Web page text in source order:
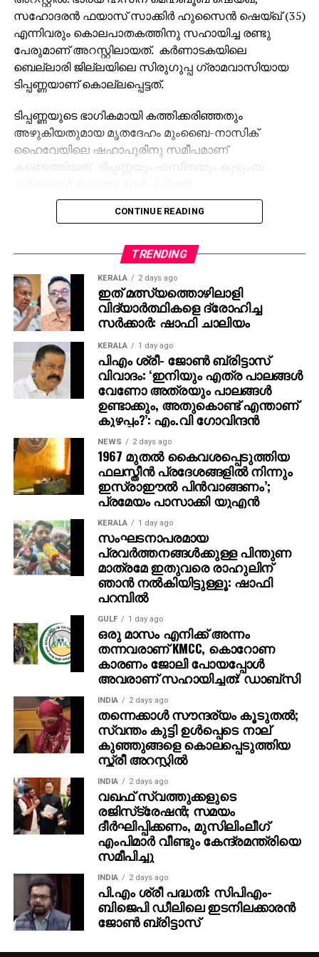
സഹോദരന്‍ ഫയാസ് സാക്കിര്‍ ഹുസൈന്‍ ഷെയ്ഖ് (35)
എന്നിവരും കൊലപാതകത്തിനു സഹായിച്ച രണ്ടു
പേരുമാണ് അറസ്റ്റിലായത്. കര്‍ണാടകയിലെ
ബെല്ലാരി ജില്ലയിലെ സിരുഗുപ്പ ഗ്രാമവാസിയായ
ടിപ്പണ്ണയാണ് കൊല്ലപ്പെട്ടത്.
ടിപ്പണ്ണയുടെ ഭാഗികമായി കത്തിക്കരിഞ്ഞതും
അഴുകിയതുമായ മൃതദേഹം മുംബൈ-നാസിക്
ഹൈവേയിലെ ഷഹാപൂരിനു സമീപമാണ്
കണ്ടെത്തിയത്. ടിപ്പണ്ണയും ഹസീനയും കുടുംബ
താമസിക്കുകയായിരുന്നു. ഇതിനുപിന്നാലെ ഹസീന
ടിപ്പണ്ണയോട് വിവാഹമോചനം ആവശ്യപ്പെട്ടു. എന്നാല്‍
കൊലപാതകത്തിനു കാരണമെന്ന് ഷഹാപൂര്‍ പൊലീസ്
സ്റ്റേഷനിലെ ഇന്‍സ്‌പെക്ടര്‍ മുകേഷ് ധാഗെ പറഞ്ഞു.
ഹസീനയുടെ നിര്‍ദ്ദേശപ്രകാരം, ഓട്ടോറിക്ഷാ
ഡ്രൈവറായ സഹോദരനും കൂട്ടാളികളും നവംബര്‍ 17
ന് ടിപ്പണ്ണയെ ഷഹാപൂരിനടുത്തുള്ള ഒരു
വനപ്രദേശത്തേക്ക് കൊണ്ടുപോയി. അവിടെവച്ച്
കൊലപ്പെടുത്തി മൃതദേഹം കത്തിക്കാന്‍ ശ്രമിച്ച ശേഷം
ഹൈവേയ്ക്ക് സമീപം ഉപേക്ഷിക്കുകയായിരുന്നു.
ചോദ്യം ചെയ്യലില്‍, സഹോദരി ഹസീനയുടെ
നിര്‍ദ്ദേശപ്രകാരമാണ് കൊലപാതകം നടത്തിയതെന്ന്
ഫയാസ് സമ്മതിച്ചു.
CONTINUE READING
TRENDING
KERALA 2 days ago
ഇത് മത്സ്യത്തൊഴിലാളി
വിദ്യാര്‍ത്ഥികളെ ദ്രോഹിച്ച
സര്‍ക്കാര്‍: ഷാഫി ചാലിയം
KERALA 1 day ago
പിഎം ശ്രീ- ജോണ്‍ ബ്രിട്ടാസ്
വിവാദം: ‘ഇനിയും എത്ര പാലങ്ങള്‍
വേണോ അത്രയും പാലങ്ങള്‍
ഉണ്ടാക്കും, അതുകൊണ്ട് എന്താണ്
കുഴപ്പം?’: എം.വി ഗോവിന്ദന്‍
NEWS 2 days ago
1967 മുതല്‍ കൈവശപ്പെടുത്തിയ
ഫലസ്തീന്‍ പ്രദേശങ്ങളില്‍ നിന്നും
ഇസ്രാഈല്‍ പിന്‍വാങ്ങണം’;
പ്രമേയം പാസാക്കി യുഎന്‍
KERALA 1 day ago
സംഘടനാപരമായ
പ്രവര്‍ത്തനങ്ങള്‍ക്കുള്ള പിന്തുണ
മാത്രമേ ഇതുവരെ രാഹുലിന്
ഞാന്‍ നല്‍കിയിട്ടുള്ളൂ: ഷാഫി
പറമ്പില്‍
GULF 1 day ago
ഒരു മാസം എനിക്ക് അന്നം
തന്നവരാണ് KMCC, കൊറോണ
കാരണം ജോലി പോയപ്പോൾ
അവരാണ് സഹായിച്ചത്: ഡാബ്സി
INDIA 2 days ago
തന്നെക്കാള്‍ സൗന്ദര്യം കൂടുതല്‍;
സ്വന്തം കുട്ടി ഉള്‍പ്പെടെ നാല്
കുഞ്ഞുങ്ങളെ കൊലപ്പെടുത്തിയ
സ്ത്രീ അറസ്റ്റില്‍
INDIA 2 days ago
വഖഫ് സ്വത്തുക്കളുടെ
രജിസ്‌ട്രേഷന്‍; സമയം
ദീര്‍ഘിപ്പിക്കണം, മുസിലിംലീഗ്
എംപിമാര്‍ വീണ്ടും കേന്ദ്രമന്ത്രിയെ
സമീപിച്ചു
INDIA 2 days ago
പി.എം ശ്രീ പദ്ധതി: സിപിഎം-
ബിജെപി ഡീലിലെ ഇടനിലക്കാരന്‍
ജോണ്‍ ബ്രിട്ടാസ്‌